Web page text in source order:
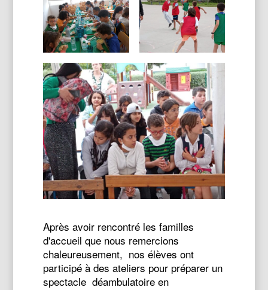
Après avoir rencontré les familles
d'accueil que nous remercions
chaleureusement, nos élèves ont
participé à des ateliers pour préparer un
spectacle déambulatoire en